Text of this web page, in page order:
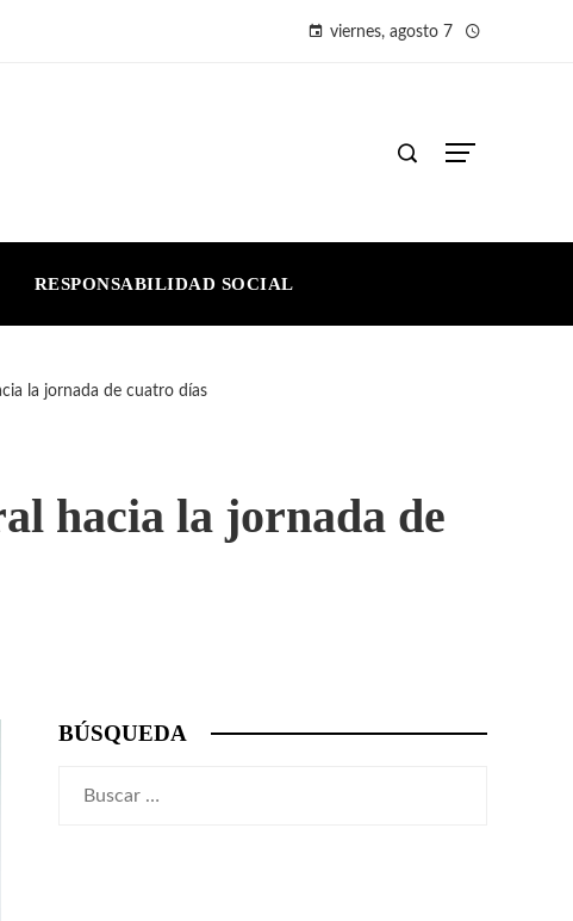
viernes, agosto 7
RESPONSABILIDAD SOCIAL
la jornada de cuatro días
hacia la jornada de
BÚSQUEDA